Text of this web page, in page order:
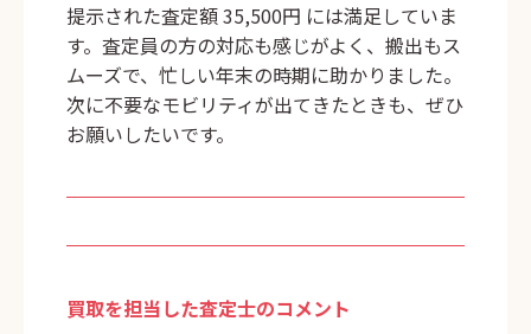
提示された査定額35,500円 には満足していま
す。査定員の方の対応も感じがよく、搬出もス
ムーズで、忙しい年末の時期に助かりました。
次に不要なモビリティが出てきたときも、ぜひ
お願いしたいです。
買取を担当した査定士のコメント